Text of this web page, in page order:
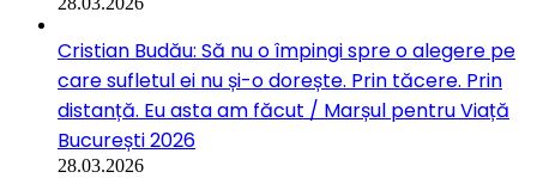
Cristian Budău: Să nu o împingi spre o alegere pe
care sufletul ei nu și-o dorește. Prin tăcere. Prin
distanță. Eu asta am făcut / Marșul pentru Viață
București 2026
28.03.2026